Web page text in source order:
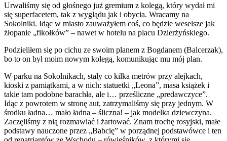
Urwaliśmy się od głośnego już gremium z kolegą, który wydał mi
się superfacetem, tak z wyglądu jak i obycia. Wracamy na
Sokolniki. Idąc w miasto zauważyłem coś, co będzie weselsze jak
żłopanie „fikołków” – nawet w hotelu na placu Dzierżyńskiego.
Podzieliłem się po cichu ze swoim planem z Bogdanem (Balcerzak),
bo to on był moim nowym kolegą, komunikując mu mój plan.
W parku na Sokolnikach, stały co kilka metrów przy alejkach,
kioski z pamiątkami, a w nich: statuetki „Leona”, masa książek i
takie tam podobne barachła, ale i… prześliczne „predawczyce”.
Idąc z powrotem w stronę aut, zatrzymaliśmy się przy jednym. W
środku ładna… mało ładna – śliczna! – jak modelka dziewczyna.
Zaczęliśmy z nią rozmawiać i żartować. Znam trochę rosyjski, małe
podstawy nauczone przez „Babcię” w porządnej podstawówce i ten